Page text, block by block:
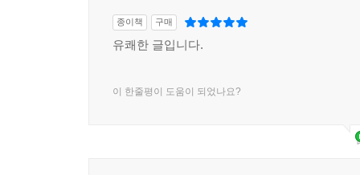
종이책 구매
유쾌한 글입니다.
이 한줄평이 도움이 되었나요?